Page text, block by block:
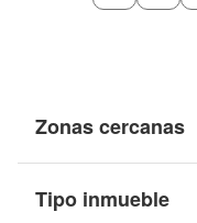
Zonas cercanas
Tipo inmueble